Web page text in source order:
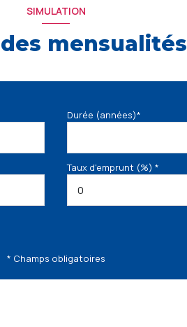
SIMULATION
mensualités
Durée (années)*
Taux d'emprunt (%) *
* Champs obligatoires